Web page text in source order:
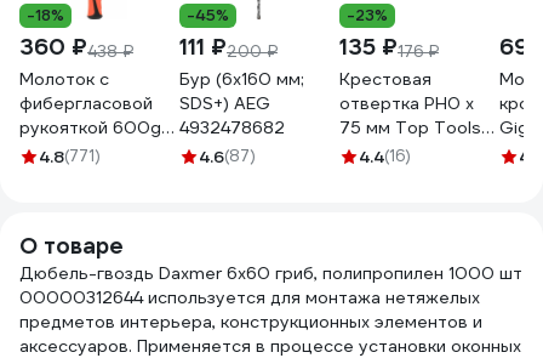
-18%
360 ₽438 ₽
Молоток с
фибергласовой
рукояткой 600g
Gigant HHT600-1
4.8(771)
-45%
111 ₽200 ₽
Бур (6x160 мм;
SDS+) AEG
4932478682
4.6(87)
-23%
135 ₽176 ₽
Крестовая
отвертка PH0 x
75 мм Top Tools
39D650
4.4(16) 4.6
О товаре
Дюбель-гвоздь Daxmer 6x60 гриб, полипропилен 1000 шт
00000312644 используется для монтажа нетяжелых
предметов интерьера, конструкционных элементов и
аксессуаров. Применяется в процессе установки оконных